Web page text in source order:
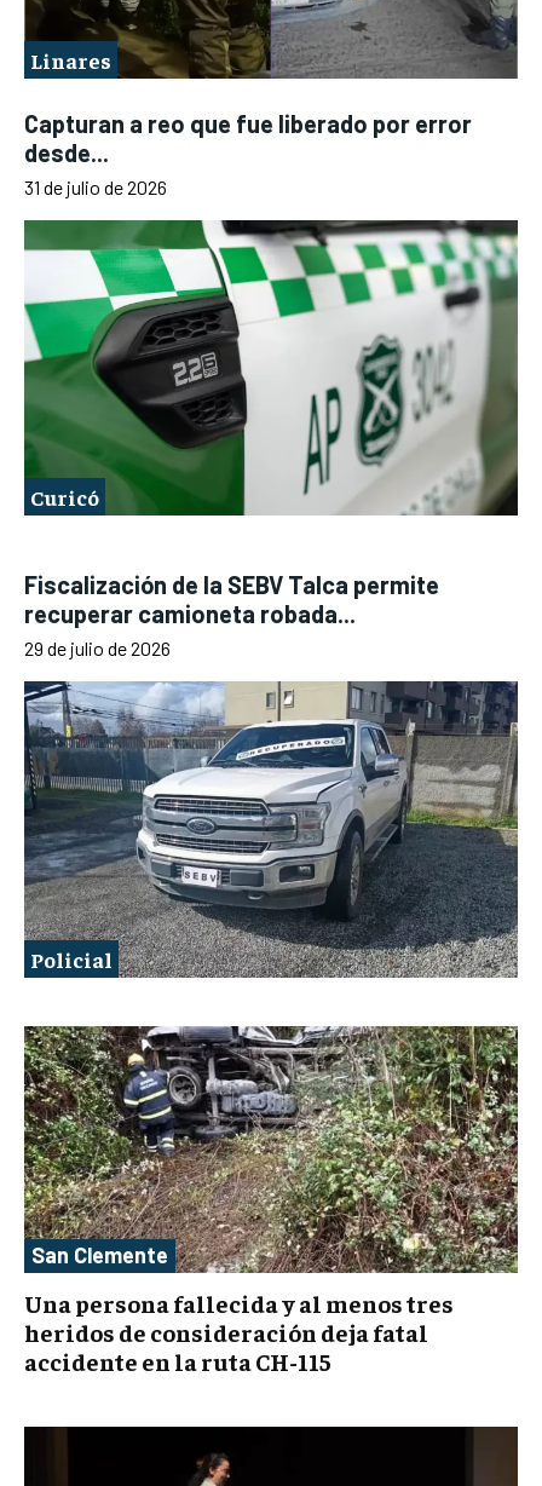
Linares
Capturan a reo que fue liberado por error
desde...
31 de julio de 2026
Curicó
Fiscalización de la SEBV Talca permite
recuperar camioneta robada...
29 de julio de 2026
Policial
San Clemente
Una persona fallecida y al menos tres
heridos de consideración deja fatal
accidente en la ruta CH-115